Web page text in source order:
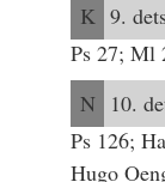
K 9.
Ps 27; Ml
N
10.
Ps 126;
Hugo